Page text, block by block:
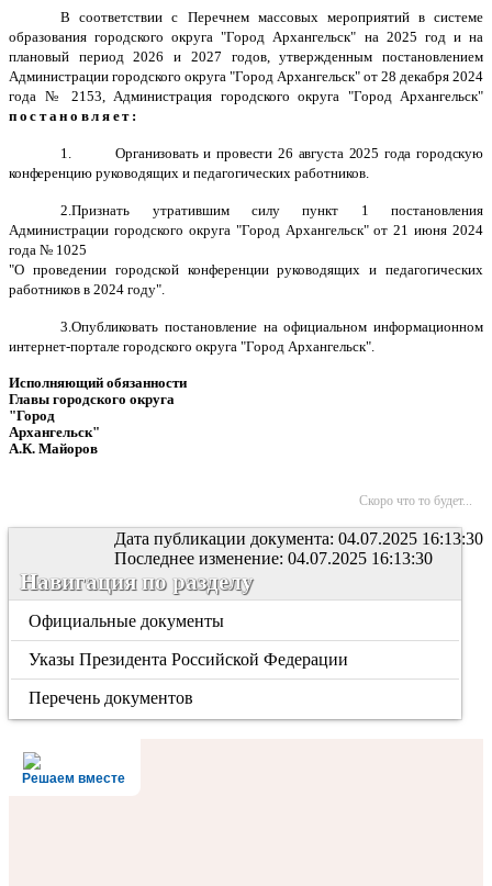
В соответствии с Перечнем массовых мероприятий в системе
образования городского округа "Город Архангельск" на 2025 год и на
плановый период 2026 и 2027 годов, утвержденным постановлением
Администрации городского округа "Город Архангельск" от 28 декабря 2024
года № 2153, Администрация городского округа "Город Архангельск"
постановляет:
1.
Организовать и провести 26 августа 2025 года городскую
конференциюруководящих и педагогических работников.
2.Признать утратившим силу пункт 1 постановления
Администрации городского округа "Город Архангельск" от 21 июня 2024
года № 1025
"О проведении городской конференции руководящих и педагогических
работников в 2024 году".
3.Опубликовать постановление на официальном информационном
интернет-портале городского округа "Город Архангельск".
Исполняющий обязанности
Главы городского округа
"Город
Архангельск"
А.К. Майоров
Скоро что то будет...
Дата публикации документа: 04.07.2025 16:13:30
Последнее изменение: 04.07.2025 16:13:30
Навигация по разделу
Официальные документы
Указы Президента Российской Федерации
Перечень документов
Решаем вместе